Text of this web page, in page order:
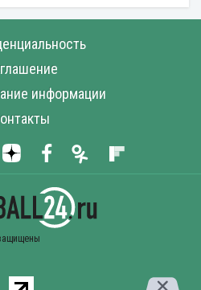
информации